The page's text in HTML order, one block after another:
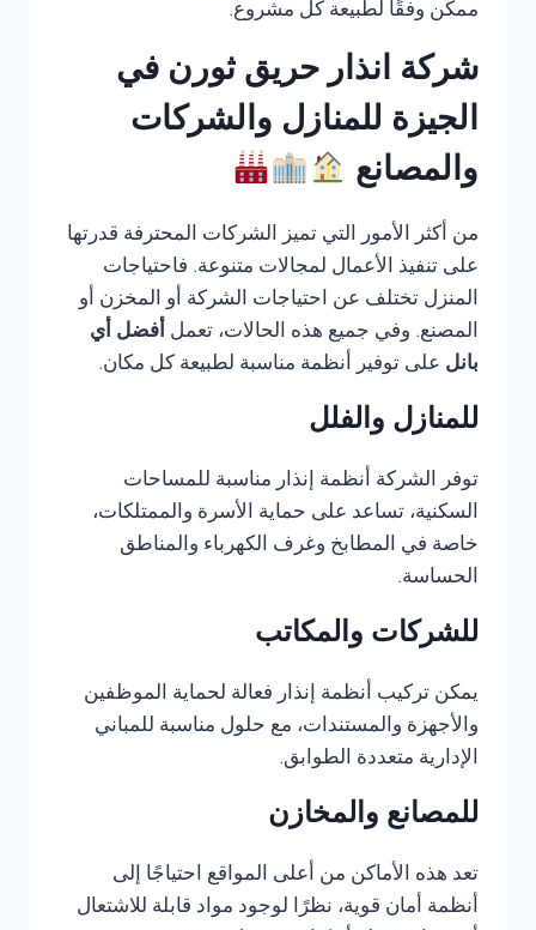
ممكن وفقًا لطبيعة كل مشروع.
شركة انذار حريق ثورن في
الجيزة للمنازل والشركات
والمصانع
من أكثر الأمور التي تميز الشركات المحترفة قدرتها
على تنفيذ الأعمال لمجالات متنوعة. فاحتياجات
المنزل تختلف عن احتياجات الشركة أو المخزن أو
المصنع. وفي جميع هذه الحالات، تعمل أفضل أي
بانل على توفير أنظمة مناسبة لطبيعة كل مكان.
للمنازل والفلل
توفر الشركة أنظمة إنذار مناسبة للمساحات
السكنية، تساعد على حماية الأسرة والممتلكات،
خاصة في المطابخ وغرف الكهرباء والمناطق
الحساسة.
للشركات والمكاتب
يمكن تركيب أنظمة إنذار فعالة لحماية الموظفين
والأجهزة والمستندات، مع حلول مناسبة للمباني
الإدارية متعددة الطوابق.
للمصانع والمخازن
تعد هذه الأماكن من أعلى المواقع احتياجًا إلى
أنظمة أمان قوية، نظرًا لوجود مواد قابلة للاشتعال